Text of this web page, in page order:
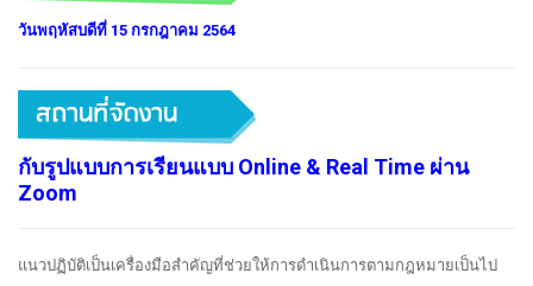
วันพฤหัสบดีที่ 15 กรกฎาคม 2564
กับรูปแบบการเรียนแบบ Online & Real Time ผ่าน
Zoom
แนวปฏิบัติเป็นเครื่องมือสำคัญที่ช่วยให้การดำเนินการตามกฎหมายเป็นไป